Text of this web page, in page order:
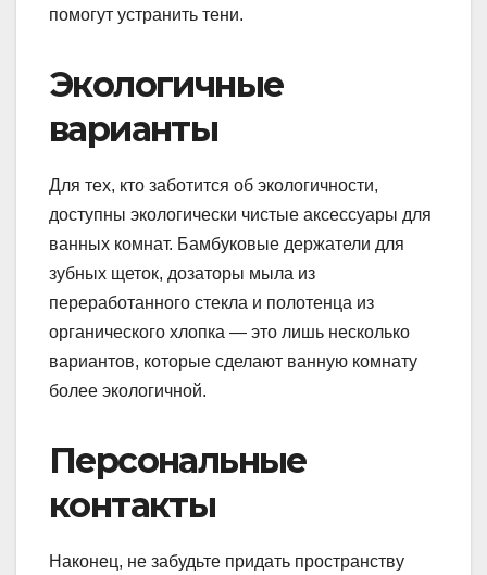
помогут устранить тени.
Экологичные
варианты
Для тех, кто заботится об экологичности,
доступны экологически чистые аксессуары для
ванных комнат. Бамбуковые держатели для
зубных щеток, дозаторы мыла из
переработанного стекла и полотенца из
органического хлопка — это лишь несколько
вариантов, которые сделают ванную комнату
более экологичной.
Персональные
контакты
Наконец, не забудьте придать пространству